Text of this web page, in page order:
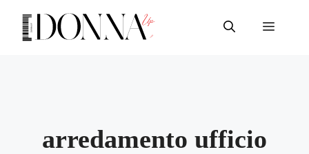
contenuto
Menu
arredamento ufficio